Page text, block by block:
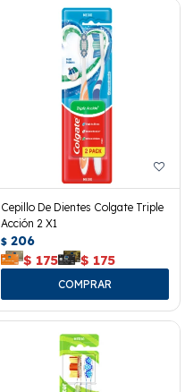
Cepillo De Dientes Colgate Triple
Acción 2 X1
$ 206
$ 175 $ 175